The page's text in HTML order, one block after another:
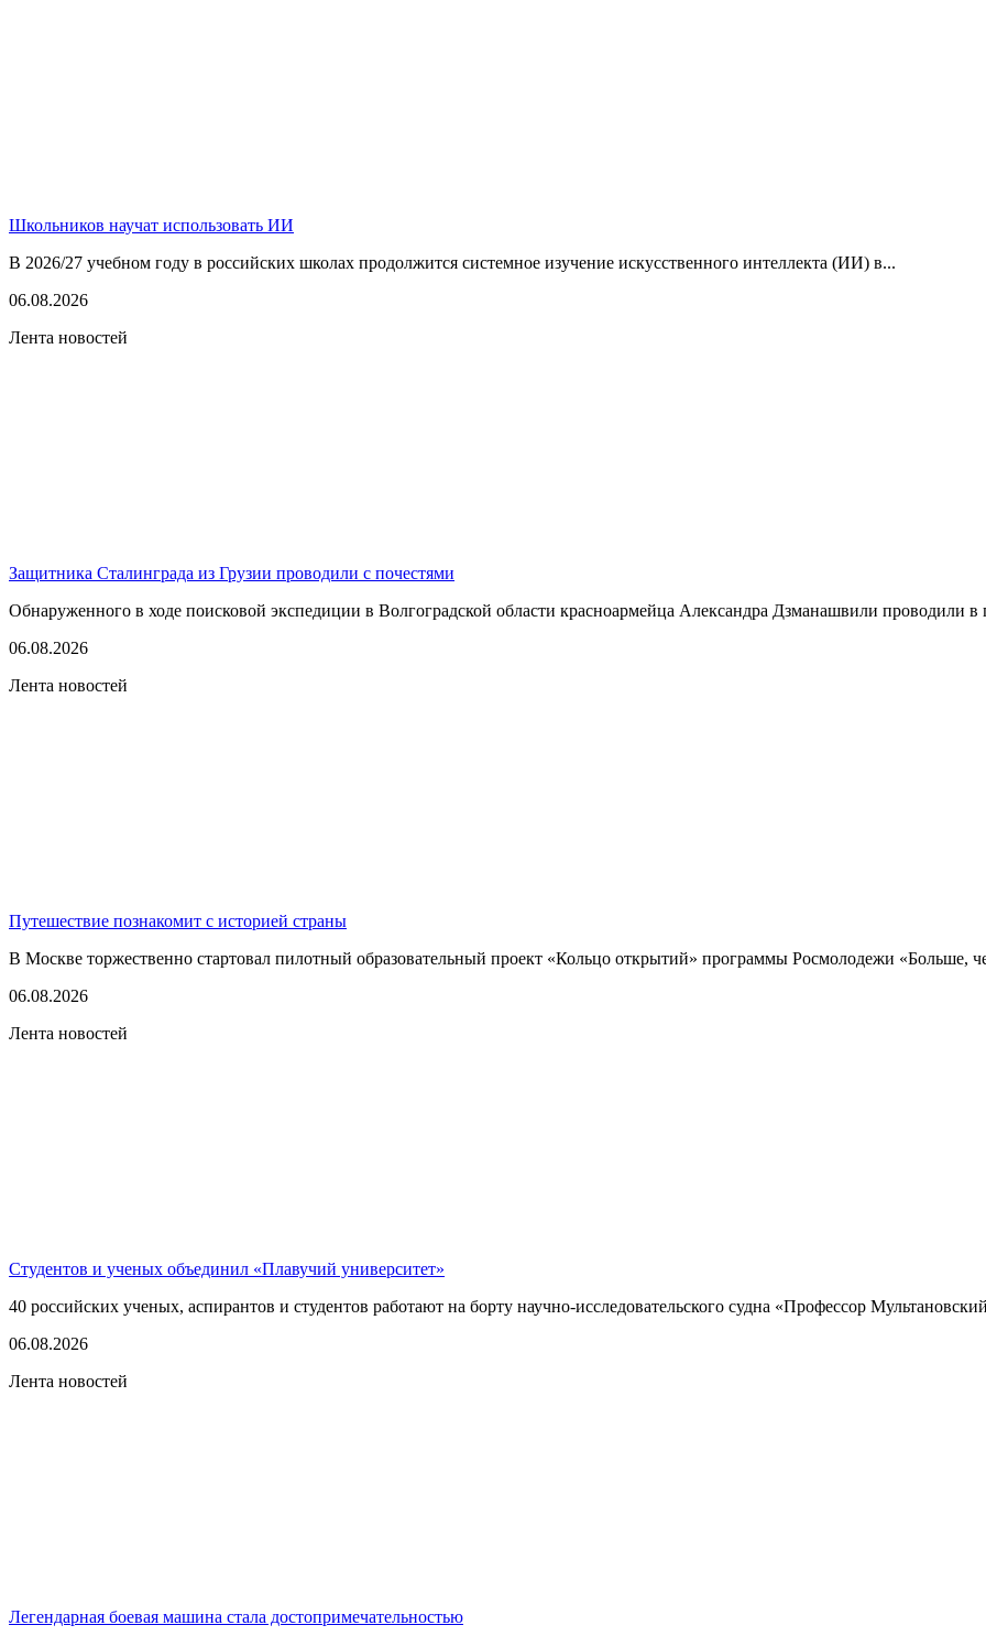
Школьников научат использовать ИИ
В 2026/27 учебном году в российских школах продолжится системное изучение искусственного интеллекта (ИИ) в...
06.08.2026
Лента новостей
Защитника Сталинграда из Грузии проводили с почестями
Обнаруженного в ходе поисковой экспедиции в Волгоградской области красноармейца Александра Дзманашвили проводили в
06.08.2026
Лента новостей
Путешествие познакомит с историей страны
В Москве торжественно стартовал пилотный образовательный проект «Кольцо открытий» программы Росмолодежи «Больше,
06.08.2026
Лента новостей
Студентов и ученых объединил «Плавучий университет»
40 российских ученых, аспирантов и студентов работают на борту научно-исследовательского судна «Профессор
06.08.2026
Лента новостей
Легендарная боевая машина стала достопримечательностью